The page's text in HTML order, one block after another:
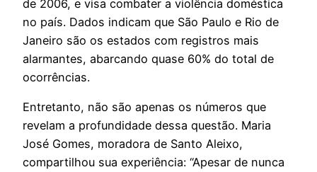
de 2006, e visa combater a violência doméstica
no país. Dados indicam que São Paulo e Rio de
Janeiro são os estados com registros mais
alarmantes, abarcando quase 60% do total de
ocorrências.
Entretanto, não são apenas os números que
revelam a profundidade dessa questão. Maria
José Gomes, moradora de Santo Aleixo,
compartilhou sua experiência: “Apesar de nunca